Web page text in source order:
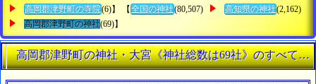
高岡郡津野町の寺院(6)】 【 全国の神社(80,507) 高知県の神社(2,162)
高岡郡津野町の神社(69)】
高岡郡津野町の神社・大宮《神社総数は69社》のすべてが